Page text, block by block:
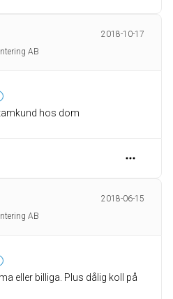
2018-10-17
AB
hos dom
2018-06-15
AB
eller billiga. Plus dålig koll på